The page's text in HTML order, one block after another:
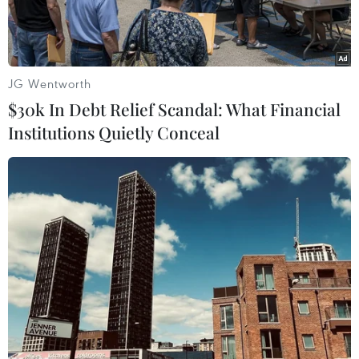
chức.
Các khách mời ở Nam Phi hào hứng khoe sản phẩm nem cuốn
tự tay làm. (Ảnh: Hồng Minh/ TTXVN)
Một chút xà lách, một chút cà rốt bào sợi, một
chút dứa thái miếng, một chút bạc hà, một chút
JG Wentworth
$30k In Debt Relief Scandal: What Financial
Institutions Quietly Conceal